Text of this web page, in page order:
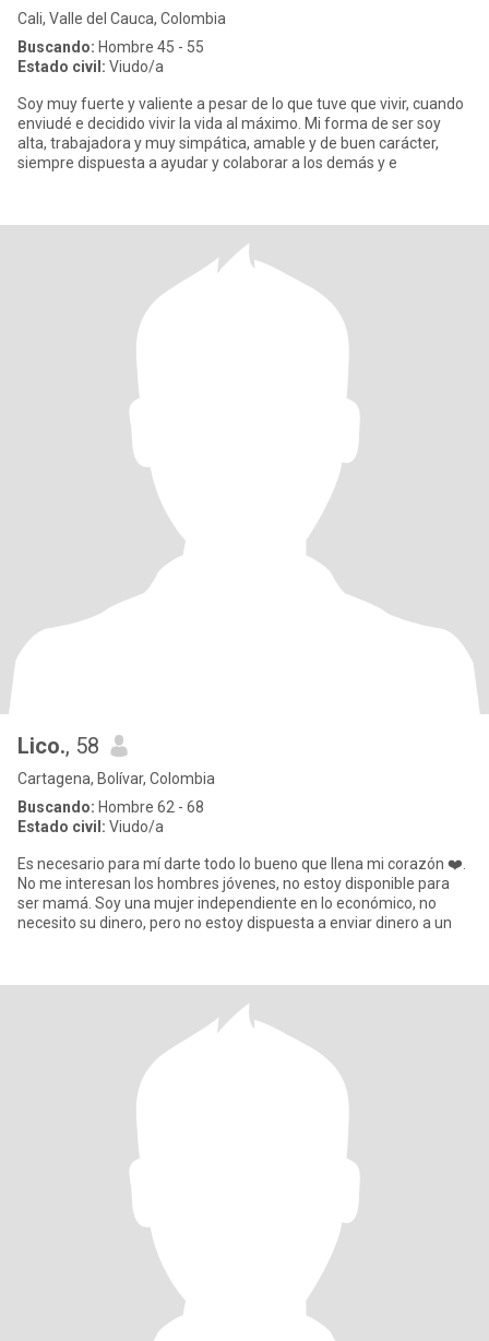
Cali, Valle del Cauca, Colombia
Buscando: Hombre 45 - 55
Estado civil: Viudo/a
Soy muy fuerte y valiente a pesar de lo que tuve que vivir, cuando
enviudé e decidido vivir la vida al máximo. Mi forma de ser soy
alta, trabajadora y muy simpática, amable y de buen carácter,
siempre dispuesta a ayudar y colaborar a los demás y e
Lico., 58
Cartagena, Bolívar, Colombia
Buscando: Hombre 62 - 68
Estado civil: Viudo/a
Es necesario para mí darte todo lo bueno que llena mi corazón ❤️.
No me interesan los hombres jóvenes, no estoy disponible para
ser mamá. Soy una mujer independiente en lo económico, no
necesito su dinero, pero no estoy dispuesta a enviar dinero a un